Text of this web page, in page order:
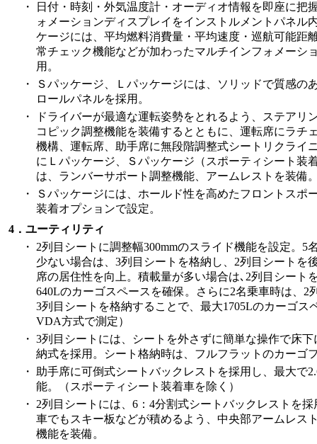
・
日付・時刻・外気温度計・オーディオ情報を即座に把
ォメーションディスプレイをインストルメントパネル
ケージには、平均燃料消費量・平均速度・巡航可能距
常チェック機能などが加わったマルチインフォメーシ
用。
・
Ｓパッケージ、Ｌパッケージには、ソリッドで質感の
ロールパネルを採用。
・
ドライバーが最適な運転姿勢をとれるよう、ステアリ
コピック調整機能を装備するとともに、運転席にラチ
機構、運転席、助手席に無段階調整式シートリクライ
にＬパッケージ、Ｓパッケージ（スポーティシート装
は、ランバーサポート調整機能、アームレストを装備
・
Ｓパッケージには、ホールド性を高めたフロントスポ
装着オプションで設定。
4．ユーティリティ
・
2列目シートに調整幅300mmのスライド機能を設定。5
少ない場合は、3列目シートを格納し、2列目シートを
席の居住性を向上。積載量が多い場合は､2列目シート
640Lのカーゴスペースを確保。さらに2名乗車時は、2
3列目シートを格納することで、最大1705Lのカーゴス
VDA方式で測定）
・ 3列目シートには、シートを外さずに簡単な操作で床
納式を採用。シート格納時は、フルフラットのカーゴ
・
助手席に可倒式シートバックレストを採用し、最大で
能。（スポーティシート装着車を除く）
・
2列目シートには、6：4分割式シートバックレストを
車でもスキー板などが積めるよう、中央部アームレス
機能を装備。